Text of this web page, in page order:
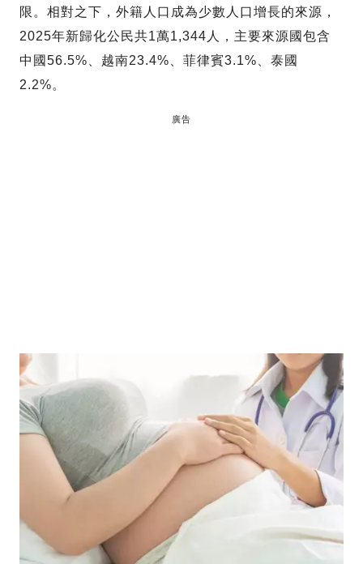
限。相對之下，外籍人口成為少數人口增長的來源，
2025年新歸化公民共1萬1,344人，主要來源國包含
中國56.5%、越南23.4%、菲律賓3.1%、泰國
2.2%。
廣告